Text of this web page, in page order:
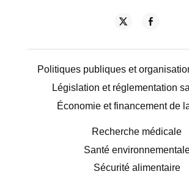
Politiques publiques et
Législation et réglementation
Économie et financement de
Recherche médicale
Santé
Sécurité alimentaire